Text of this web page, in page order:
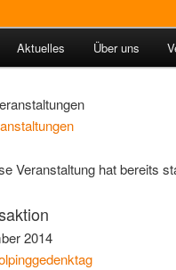
Aktuelles Über uns
Veranstaltung hat bereits
2014